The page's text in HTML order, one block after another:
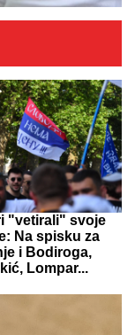
"vetirali" svoje
Na spisku za
i Bodiroga,
Lompar...